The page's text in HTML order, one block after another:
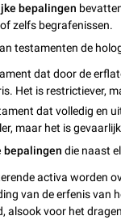
bepalingen
zelfs begrafenissen.
testamenten de
dat door de
Het is restrictiever,
dat volledig en
maar het is
bepalingen die naast
activa worden
van de erfenis van
alsook voor het